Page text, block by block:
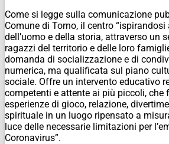
Come si legge sulla comunicazione
Comune di Torno, il centro
dell’uomo e della storia, attraverso un
ragazzi del territorio e delle loro
domanda di socializzazione e di
numerica, ma qualificata sul piano
sociale. Offre un intervento educativo
competenti e attente ai più piccoli, che
esperienze di gioco, relazione,
spirituale in un luogo ripensato a
luce delle necessarie limitazioni per
Coronavirus”.